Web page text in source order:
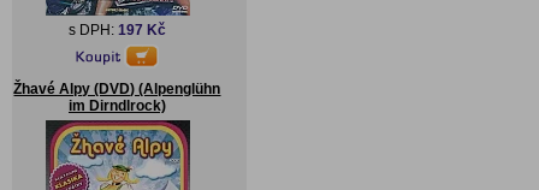
s DPH: 197 Kč
Žhavé Alpy (DVD) (Alpenglühn
im Dirndlrock)